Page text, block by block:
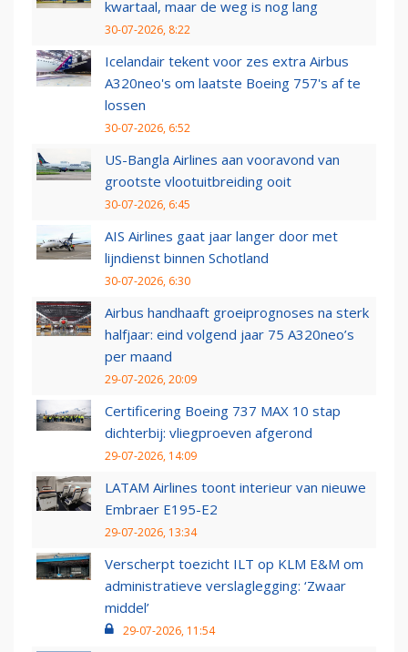
kwartaal, maar de weg is nog lang
30-07-2026, 8:22
Icelandair tekent voor zes extra Airbus
A320neo's om laatste Boeing 757's af te
lossen
30-07-2026, 6:52
US-Bangla Airlines aan vooravond van
grootste vlootuitbreiding ooit
30-07-2026, 6:45
AIS Airlines gaat jaar langer door met
lijndienst binnen Schotland
30-07-2026, 6:30
Airbus handhaaft groeiprognoses na sterk
halfjaar: eind volgend jaar 75 A320neo’s
per maand
29-07-2026, 20:09
Certificering Boeing 737 MAX 10 stap
dichterbij: vliegproeven afgerond
29-07-2026, 14:09
LATAM Airlines toont interieur van nieuwe
Embraer E195-E2
29-07-2026, 13:34
Verscherpt toezicht ILT op KLM E&M om
administratieve verslaglegging: ‘Zwaar
middel’
29-07-2026, 11:54